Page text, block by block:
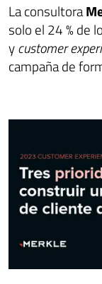
La consultora
solo el 24 % de
ycustomer
campaña de